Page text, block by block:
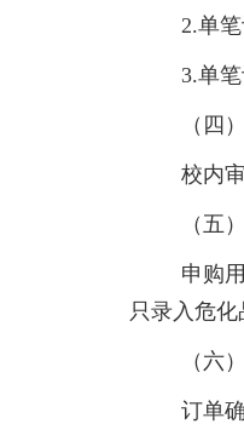
2.单
3.单
（四
校内
（五
申购
只录入危化
（六
订单